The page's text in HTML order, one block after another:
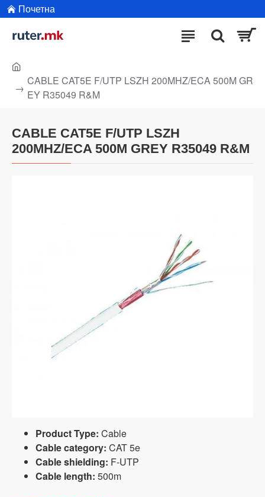
Почетна
CABLE CAT5E F/UTP LSZH 200MHZ/ECA 500M GR
EY R35049 R&M
CABLE CAT5E F/UTP LSZH
200MHZ/ECA 500M GREY R35049 R&M
Product Type: Cable
Cable category: CAT 5e
Cable shielding: F-UTP
Cable length: 500m